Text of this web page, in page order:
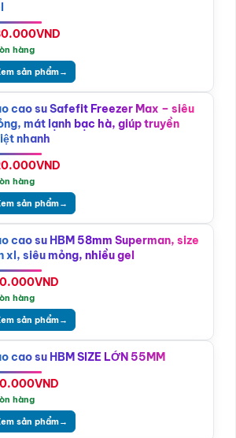
VND
hàng
sản phẩm→
cao su Safefit Freezer Max – siêu
mát lạnh bạc hà, giúp truyền
nhanh
VND
hàng
sản phẩm→
cao su HBM 58mm Superman, size
xl, siêu mỏng, nhiều gel
VND
hàng
sản phẩm→
cao su HBM SIZE LỚN 55MM
VND
hàng
sản phẩm→